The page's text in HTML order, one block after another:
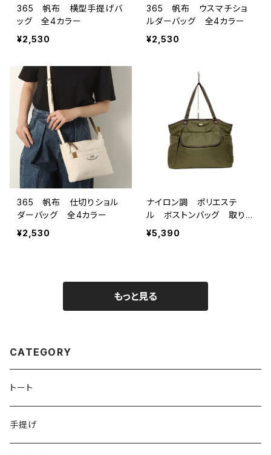
365 帆布 横型手提げバ
ッグ 全4カラー
¥2,530
365 帆布 ウスマチショ
ルダーバッグ 全4カラー
¥2,530
365 帆布 仕切りショル
ダーバッグ 全4カラー
¥2,530
ナイロン調 ポリエステ
ル ボストンバッグ 取り
外し可能ポーチ付 全3カ
ラー
¥5,390
もっと見る
CATEGORY
トート
手提げ